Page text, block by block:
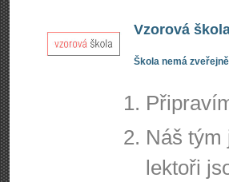
Vzorová
Škola nemá
Náš tým
lektoři